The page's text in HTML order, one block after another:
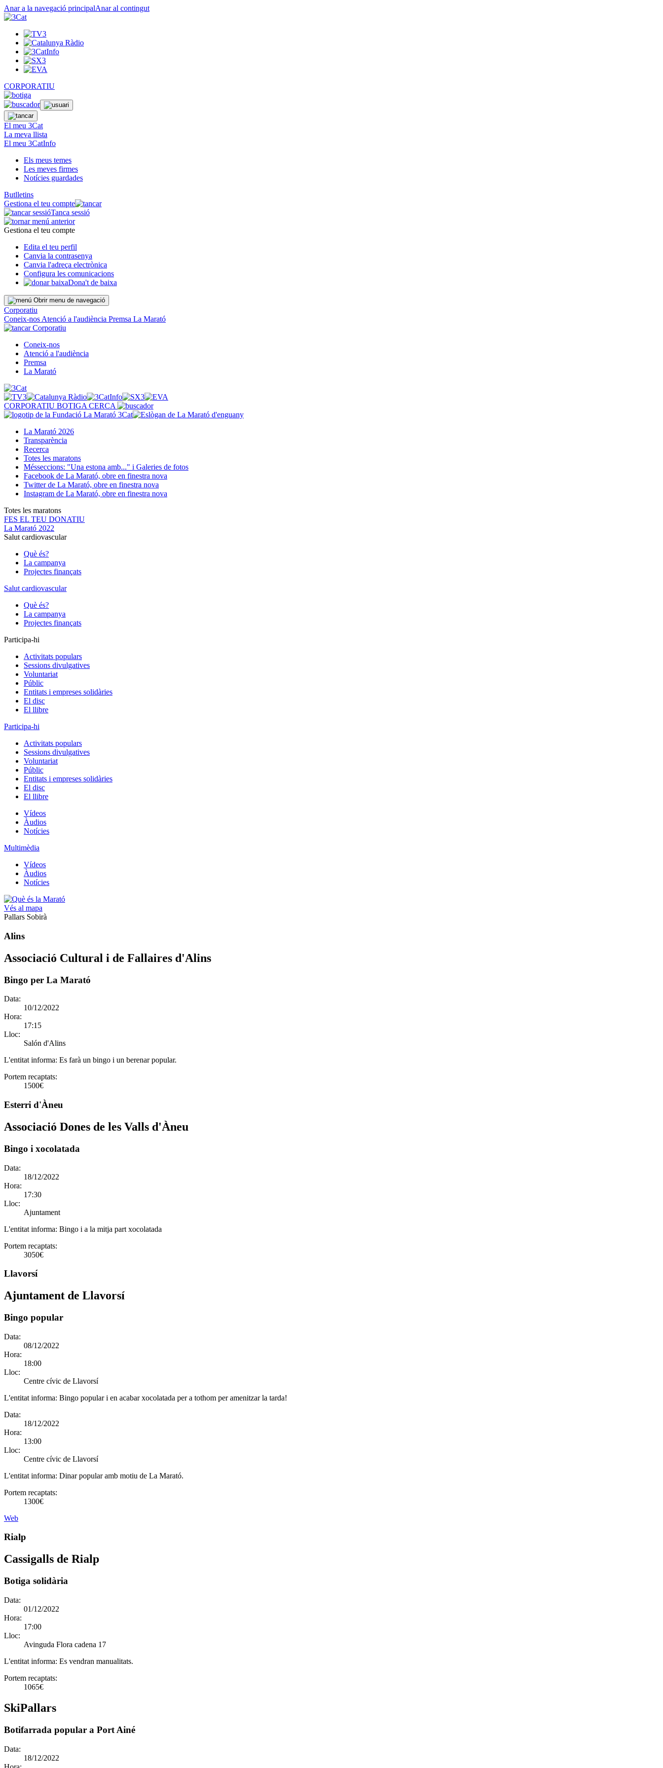
Anar a la navegació principalAnar al contingut
CORPORATIU
El meu 3Cat
La meva llista
El meu 3CatInfo
Els meus temes
Les meves firmes
Notícies guardades
Butlletins
Gestiona el teu compte
Tanca sessió
Gestiona el teu compte
Edita el teu perfil
Canvia la contrasenya
Canvia l'adreça electrònica
Configura les comunicacions
Dona't de baixa
Obrir menu de navegació
Corporatiu
Coneix-nos Atenció a l'audiència Premsa La Marató
Corporatiu
Coneix-nos
Atenció a l'audiència
Premsa
La Marató
CORPORATIU BOTIGA CERCA
La Marató 2026
Transparència
Recerca
Totes les maratons
Mésseccions: "Una estona amb..." i Galeries de fotos
Facebook de La Marató, obre en finestra nova
Twitter de La Marató, obre en finestra nova
Instagram de La Marató, obre en finestra nova
Totes les maratons
FES EL TEU DONATIU
La Marató 2022
Salut cardiovascular
Què és?
La campanya
Projectes finançats
Salut cardiovascular
Què és?
La campanya
Projectes finançats
Participa-hi
Activitats populars
Sessions divulgatives
Voluntariat
Públic
Entitats i empreses solidàries
El disc
El llibre
Participa-hi
Activitats populars
Sessions divulgatives
Voluntariat
Públic
Entitats i empreses solidàries
El disc
El llibre
Vídeos
Àudios
Notícies
Multimèdia
Vídeos
Àudios
Notícies
Vés al mapa
Pallars Sobirà
Alins
Associació Cultural i de Fallaires d'Alins
Bingo per La Marató
Data:
10/12/2022
Hora:
17:15
Lloc:
Salón d'Alins
L'entitat informa: Es farà un bingo i un berenar popular.
Portem recaptats:
1500€
Esterri d'Àneu
Associació Dones de les Valls d'Àneu
Bingo i xocolatada
Data:
18/12/2022
Hora:
17:30
Lloc:
Ajuntament
L'entitat informa: Bingo i a la mitja part xocolatada
Portem recaptats:
3050€
Llavorsí
Ajuntament de Llavorsí
Bingo popular
Data:
08/12/2022
Hora:
18:00
Lloc:
Centre cívic de Llavorsí
L'entitat informa: Bingo popular i en acabar xocolatada per a tothom per amenitzar la tarda!
Data:
18/12/2022
Hora:
13:00
Lloc:
Centre cívic de Llavorsí
L'entitat informa: Dinar popular amb motiu de La Marató.
Portem recaptats:
1300€
Web
Rialp
Cassigalls de Rialp
Botiga solidària
Data:
01/12/2022
Hora:
17:00
Lloc:
Avinguda Flora cadena 17
L'entitat informa: Es vendran manualitats.
Portem recaptats:
1065€
SkiPallars
Botifarrada popular a Port Ainé
Data:
18/12/2022